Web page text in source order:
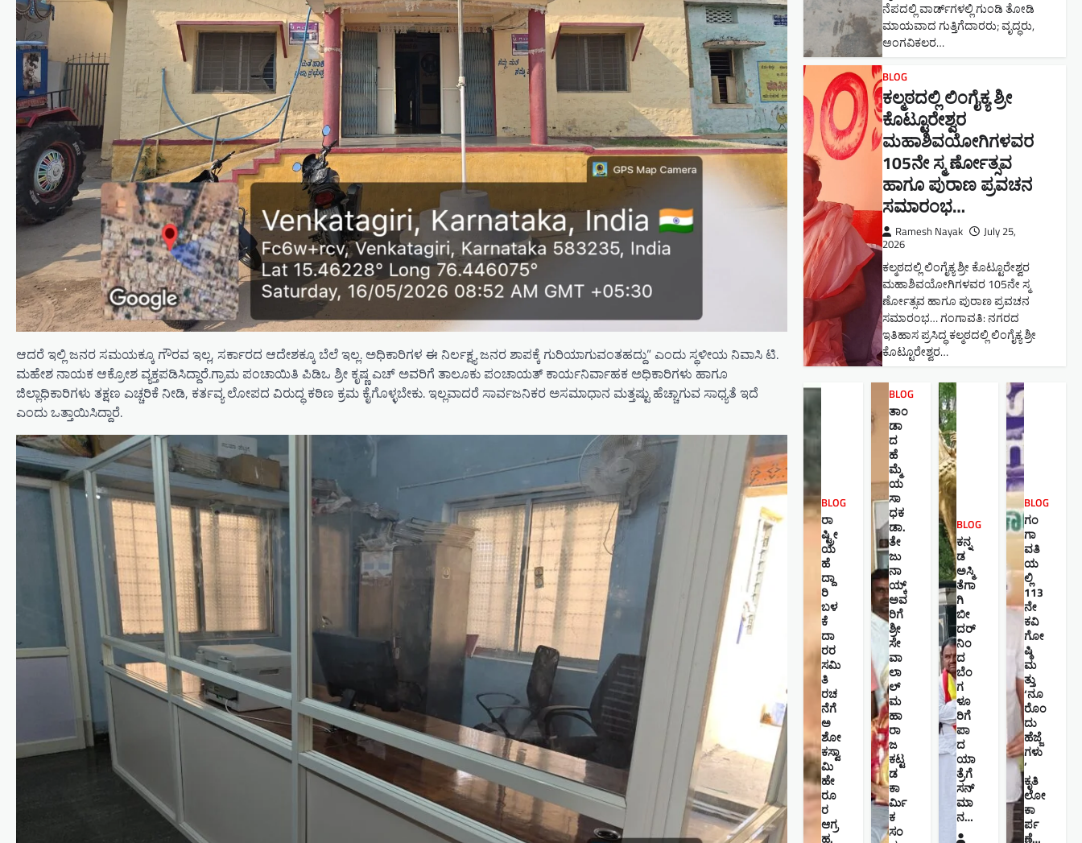
ಆದರೆ ಇಲ್ಲಿ ಜನರ ಸಮಯಕ್ಕೂ ಗೌರವ ಇಲ್ಲ, ಸರ್ಕಾರದ ಆದೇಶಕ್ಕೂ ಬೆಲೆ ಇಲ್ಲ. ಅಧಿಕಾರಿಗಳ ಈ ನಿರ್ಲಕ್ಷ್ಯ ಜನರ ಶಾಪಕ್ಕೆ ಗುರಿಯಾಗುವಂತಹದ್ದು” ಎಂದು ಸ್ಥಳೀಯ ನಿವಾಸಿ ಟಿ.
ಮಹೇಶ ನಾಯಕ ಆಕ್ರೋಶ ವ್ಯಕ್ತಪಡಿಸಿದ್ದಾರೆ.ಗ್ರಾಮ ಪಂಚಾಯಿತಿ ಪಿಡಿಒ ಶ್ರೀ ಕೃಷ್ಣ ಎಚ್ ಅವರಿಗೆ ತಾಲೂಕು ಪಂಚಾಯತ್ ಕಾರ್ಯನಿರ್ವಾಹಕ ಅಧಿಕಾರಿಗಳು ಹಾಗೂ
ಜಿಲ್ಲಾಧಿಕಾರಿಗಳು ತಕ್ಷಣ ಎಚ್ಚರಿಕೆ ನೀಡಿ, ಕರ್ತವ್ಯ ಲೋಪದ ವಿರುದ್ಧ ಕಠಿಣ ಕ್ರಮ ಕೈಗೊಳ್ಳಬೇಕು. ಇಲ್ಲವಾದರೆ ಸಾರ್ವಜನಿಕರ ಅಸಮಾಧಾನ ಮತ್ತಷ್ಟು ಹೆಚ್ಚಾಗುವ ಸಾಧ್ಯತೆ ಇದೆ
ಎಂದು ಒತ್ತಾಯಿಸಿದ್ದಾರೆ.
ನೆಪದಲ್ಲಿ ವಾರ್ಡ್‌ಗಳಲ್ಲಿ ಗುಂಡಿ ತೋಡಿ
ಮಾಯವಾದ ಗುತ್ತಿಗೆದಾರರು; ವೃದ್ಧರು,
ಅಂಗವಿಕಲರ…
BLOG
ಕಲ್ಮಠದಲ್ಲಿ ಲಿಂಗೈಕ್ಯ ಶ್ರೀ
ಕೊಟ್ಟೂರೇಶ್ವರ
ಮಹಾಶಿವಯೋಗಿಗಳವರ
105ನೇ ಸ್ಮ ರ್ಣೋತ್ಸವ
ಹಾಗೂ ಪುರಾಣ ಪ್ರವಚನ
ಸಮಾರಂಭ​…
Ramesh Nayak
July 25,
2026
ಕಲ್ಮಠದಲ್ಲಿ ಲಿಂಗೈಕ್ಯ ಶ್ರೀ ಕೊಟ್ಟೂರೇಶ್ವರ
ಮಹಾಶಿವಯೋಗಿಗಳವರ 105ನೇ ಸ್ಮ
ರ್ಣೋತ್ಸವ ಹಾಗೂ ಪುರಾಣ ಪ್ರವಚನ
ಸಮಾರಂಭ​… ಗಂಗಾವತಿ: ನಗರದ
ಇತಿಹಾಸ ಪ್ರಸಿದ್ಧ ಕಲ್ಮಠದಲ್ಲಿ ಲಿಂಗೈಕ್ಯ ಶ್ರೀ
ಕೊಟ್ಟೂರೇಶ್ವರ…
BLOG
ರಾ
ಷ್ಟ್ರೀ
ಯ
ಹೆ
ದ್ದಾ
ರಿ
ಬಳ
ಕೆ
ದಾ
ರರ
ಸಮಿ
ತಿ
ರಚ
ನೆಗೆ
ಅ
ಶೋ
ಕಸ್ವಾ
ಮಿ
ಹೇ
ರೂ
ರ
ಆಗ್ರ
ಹ.
BLOG
ತಾಂ
ಡಾ
ದ
ಹೆ
ಮ್ಮೆ
ಯ
ಸಾ
ಧಕ
ಡಾ.
ತೇ
ಜು
ನಾ
ಯ್ಕ್
ಅವ
ರಿಗೆ
ಶ್ರೀ
ಸೇ
ವಾ
ಲಾ
ಲ್
ಮ
ಹಾ
ರಾ
ಜ
ಕಟ್ಟ
ಡ
ಕಾ
ರ್ಮಿ
ಕ
ಸಂ
BLOG
ಕನ್ನ
ಡ
ಅಸ್ಮಿ
ತೆಗಾ
ಗಿ
ಬೀ
ದರ್
ನಿಂ
ದ
ಬೆಂ
ಗ
ಳೂ
ರಿಗೆ
ಪಾ
ದ
ಯಾ
ತ್ರೆಗೆ
ಸನ್
ಮಾ
ನ…
BLOG
ಗಂ
ಗಾ
ವತಿ
ಯ
ಲ್ಲಿ
113
ನೇ
ಕವಿ
ಗೋ
ಷ್ಠಿ
ಮ
ತ್ತು
‘ನೂ
ರೊಂ
ದು
ಹೆಜ್ಜೆ
ಗಳು
’
ಕೃತಿ
ಲೋ
ಕಾ
ರ್ಪ
ಣೆ…